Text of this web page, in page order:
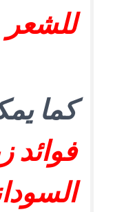
للشعر
كما
فوائد